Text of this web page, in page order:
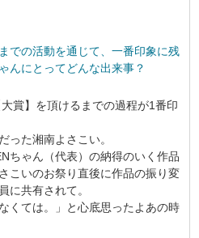
の活動を通じて、一番印象に残
んにとってどんな出来事？
賞】を頂けるまでの過程が1番印
った湘南よさこい。
ちゃん（代表）の納得のいく作品
こいのお祭り直後に作品の振り変
に共有されて。
くては。」と心底思ったよあの時